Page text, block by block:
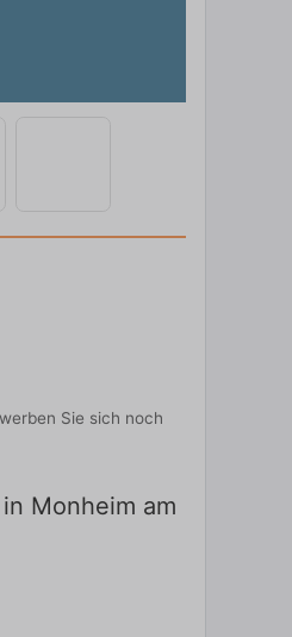
Sie sich noch
Monheim am